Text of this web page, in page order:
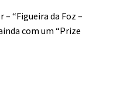
“Figueira da Foz –
com um “Prize